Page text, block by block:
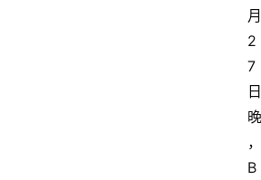
月
2
7
日
晚
，
B